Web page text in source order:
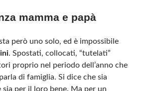
mamma e papà
però uno solo, ed è impossibile
. Spostati, collocati, “tutelati”
proprio nel periodo dell’anno che
di famiglia. Si dice che sia
sia per il loro bene. Ma per un